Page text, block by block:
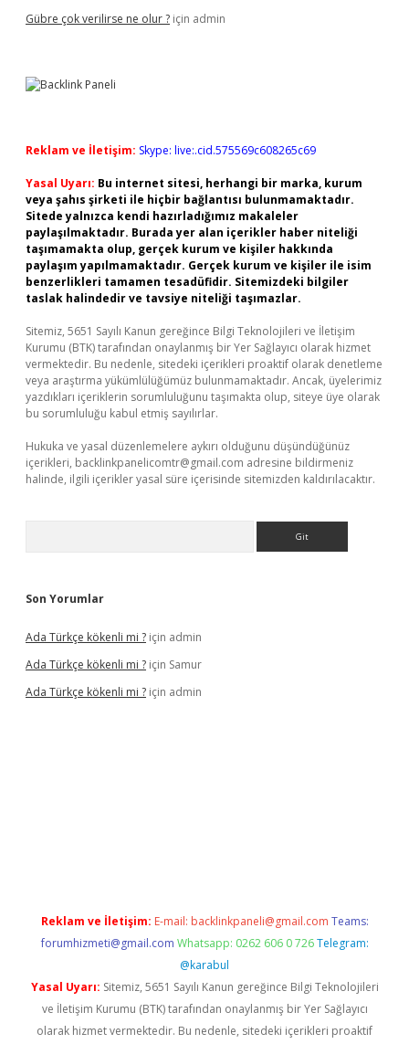
Gübre çok verilirse ne olur ? için admin
Reklam ve İletişim: Skype: live:.cid.575569c608265c69
Yasal Uyarı: Bu internet sitesi, herhangi bir marka, kurum
veya şahıs şirketi ile hiçbir bağlantısı bulunmamaktadır.
Sitede yalnızca kendi hazırladığımız makaleler
paylaşılmaktadır. Burada yer alan içerikler haber niteliği
taşımamakta olup, gerçek kurum ve kişiler hakkında
paylaşım yapılmamaktadır. Gerçek kurum ve kişiler ile isim
benzerlikleri tamamen tesadüfidir. Sitemizdeki bilgiler
taslak halindedir ve tavsiye niteliği taşımazlar.
Sitemiz, 5651 Sayılı Kanun gereğince Bilgi Teknolojileri ve İletişim
Kurumu (BTK) tarafından onaylanmış bir Yer Sağlayıcı olarak hizmet
vermektedir. Bu nedenle, sitedeki içerikleri proaktif olarak denetleme
veya araştırma yükümlülüğümüz bulunmamaktadır. Ancak, üyelerimiz
yazdıkları içeriklerin sorumluluğunu taşımakta olup, siteye üye olarak
bu sorumluluğu kabul etmiş sayılırlar.
Hukuka ve yasal düzenlemelere aykırı olduğunu düşündüğünüz
içerikleri, backlinkpanelicomtr@gmail.com adresine bildirmeniz
halinde, ilgili içerikler yasal süre içerisinde sitemizden kaldırılacaktır.
Son Yorumlar
Ada Türkçe kökenli mi ? için admin
Ada Türkçe kökenli mi ? için Samur
Ada Türkçe kökenli mi ? için admin
Reklam ve İletişim: E-mail: backlinkpaneli@gmail.com Teams:
forumhizmeti@gmail.com Whatsapp: 0262 606 0 726 Telegram:
@karabul
Yasal Uyarı: Sitemiz, 5651 Sayılı Kanun gereğince Bilgi Teknolojileri
ve İletişim Kurumu (BTK) tarafından onaylanmış bir Yer Sağlayıcı
olarak hizmet vermektedir. Bu nedenle, sitedeki içerikleri proaktif